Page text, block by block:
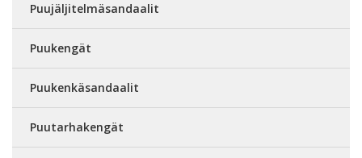
Puujäljitelmäsandaalit
Puukengät
Puukenkäsandaalit
Puutarhakengät